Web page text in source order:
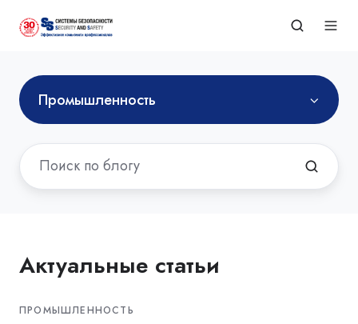
Промышленность
Актуальные статьи
ПРОМЫШЛЕННОСТЬ